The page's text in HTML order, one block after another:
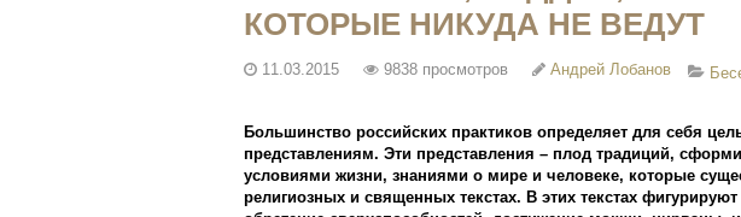
КОТОРЫЕ НИКУДА НЕ ВЕДУТ
11.03.2015 Андрей Лобанов
9838 просмотров
Большинство российских практиков определяет для себя
представлениям. Эти представления – плод традиций,
условиями жизни, знаниями о мире и человеке, которые
религиозных и священных текстах. В этих текстах